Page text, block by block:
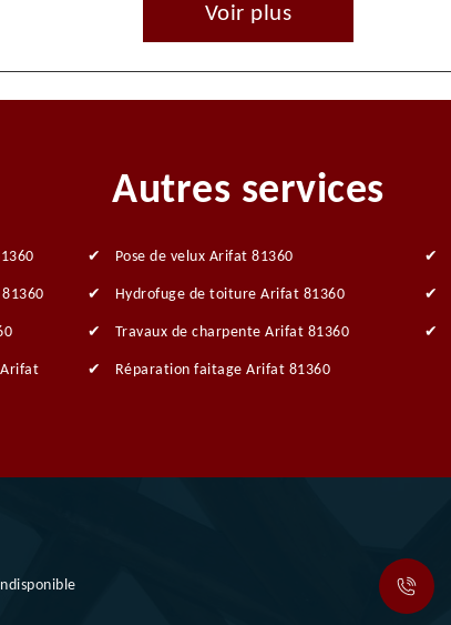
Voir plus
Autres services
Pose de velux Arifat 81360
Hydrofuge de toiture Arifat 81360
Travaux de charpente Arifat 81360
Réparation faitage Arifat 81360